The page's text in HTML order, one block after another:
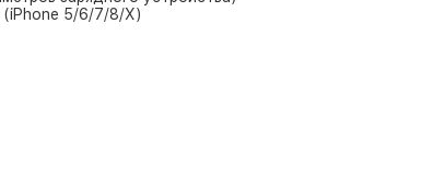
(iPhone 5/6/7/8/X)